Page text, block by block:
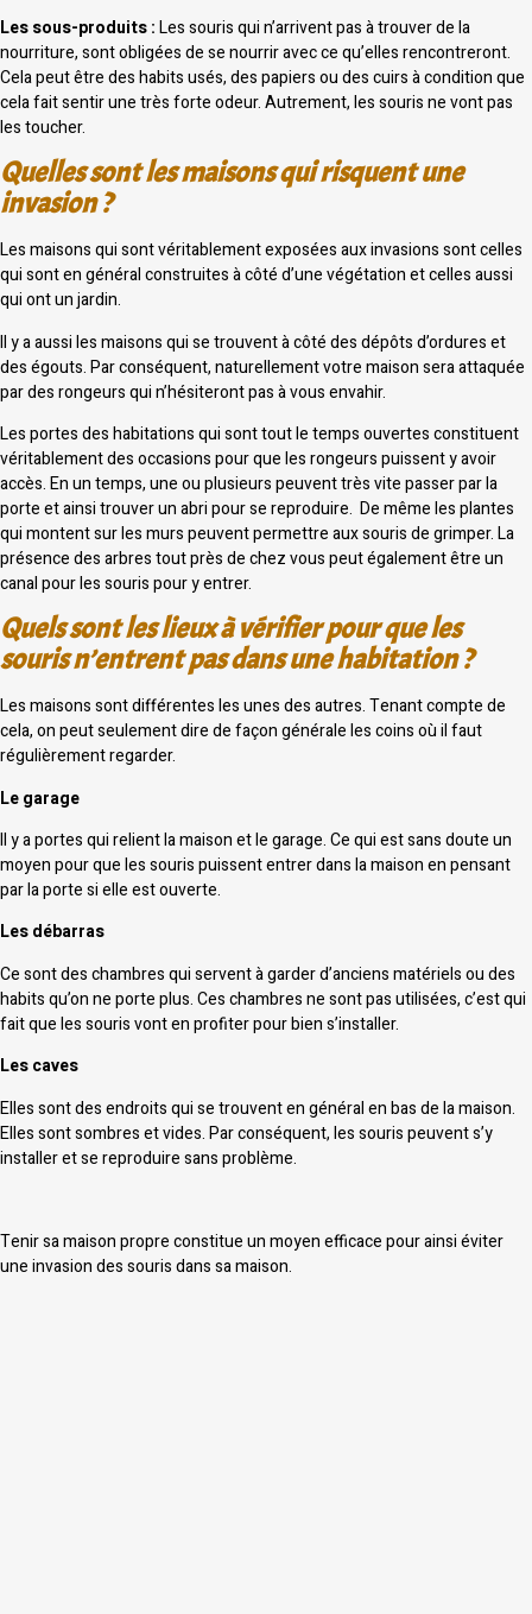
Les sous-produits :Les souris qui n’arrivent pas à trouver de la
nourriture, sont obligées de se nourrir avec ce qu’elles rencontreront.
Cela peut être des habits usés, des papiers ou des cuirs à condition que
cela fait sentir une très forte odeur. Autrement, les souris ne vont pas
les toucher.
Quelles sont les maisons qui risquent une
invasion ?
Les maisons qui sont véritablement exposées aux invasions sont celles
qui sont en général construites à côté d’une végétation et celles aussi
qui ont un jardin.
Il y a aussi les maisons qui se trouvent à côté des dépôts d’ordures et
des égouts. Par conséquent, naturellement votre maison sera attaquée
par des rongeurs qui n’hésiteront pas à vous envahir.
Les portes des habitations qui sont tout le temps ouvertes constituent
véritablement des occasions pour que les rongeurs puissent y avoir
accès. En un temps, une ou plusieurs peuvent très vite passer par la
porte et ainsi trouver un abri pour se reproduire. De même les plantes
qui montent sur les murs peuvent permettre aux souris de grimper. La
présence des arbres tout près de chez vous peut également être un
canal pour les souris pour y entrer.
Quels sont les lieux à vérifier pour que les
souris n’entrent pas dans une habitation ?
Les maisons sont différentes les unes des autres. Tenant compte de
cela, on peut seulement dire de façon générale les coins où il faut
régulièrement regarder.
Le garage
Il y a portes qui relient la maison et le garage. Ce qui est sans doute un
moyen pour que les souris puissent entrer dans la maison en pensant
par la porte si elle est ouverte.
Les débarras
Ce sont des chambres qui servent à garder d’anciens matériels ou des
habits qu’on ne porte plus. Ces chambres ne sont pas utilisées, c’est qui
fait que les souris vont en profiter pour bien s’installer.
Les caves
Elles sont des endroits qui se trouvent en général en bas de la maison.
Elles sont sombres et vides. Par conséquent, les souris peuvent s’y
installer et se reproduire sans problème.
Tenir sa maison propre constitue un moyen efficace pour ainsi éviter
une invasion des souris dans sa maison.